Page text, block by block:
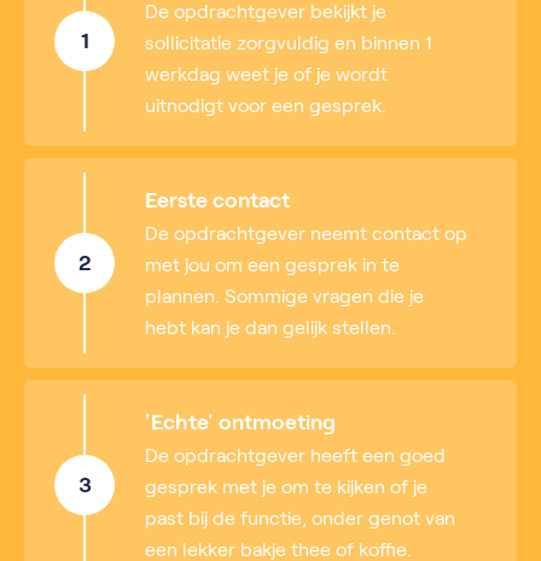
1
De opdrachtgever bekijkt je
sollicitatie zorgvuldig en binnen 1
werkdag weet je of je wordt
uitnodigt voor een gesprek.
2
Eerste contact
De opdrachtgever neemt contact op
met jou om een gesprek in te
plannen. Sommige vragen die je
hebt kan je dan gelijk stellen.
3
'Echte' ontmoeting
De opdrachtgever heeft een goed
gesprek met je om te kijken of je
past bij de functie, onder genot van
een lekker bakje thee of koffie.